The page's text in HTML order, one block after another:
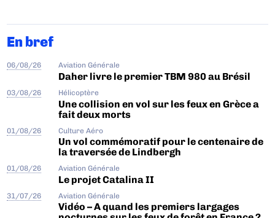
En bref
06/08/26 Aviation Générale
Daher livre le premier TBM 980 au Brésil
03/08/26 Hélicoptère
Une collision en vol sur les feux en Grèce a
fait deux morts
01/08/26 Culture Aéro
Un vol commémoratif pour le centenaire de
la traversée de Lindbergh
01/08/26 Aviation Générale
Le projet Catalina II
31/07/26 Aviation Générale
Vidéo – A quand les premiers largages